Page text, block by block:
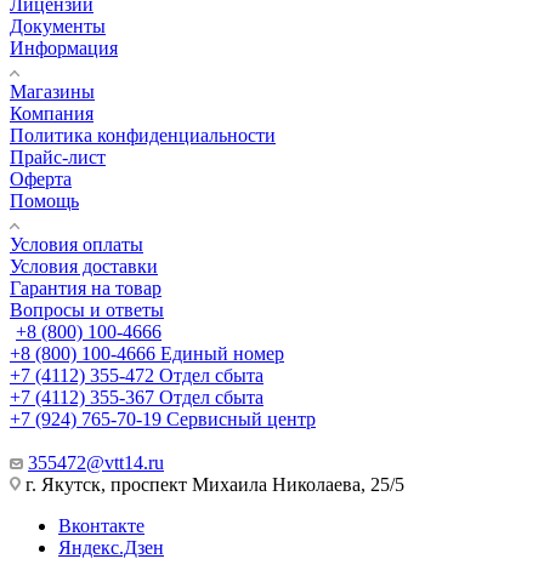
Лицензии
Документы
Информация
Магазины
Компания
Политика конфиденциальности
Прайс-лист
Оферта
Помощь
Условия оплаты
Условия доставки
Гарантия на товар
Вопросы и ответы
+8 (800) 100-4666
+8 (800) 100-4666 Единый номер
+7 (4112) 355-472 Отдел сбыта
+7 (4112) 355-367 Отдел сбыта
+7 (924) 765-70-19 Сервисный центр
355472@vtt14.ru
г. Якутск, проспект Михаила Николаева, 25/5
Вконтакте
Яндекс.Дзен